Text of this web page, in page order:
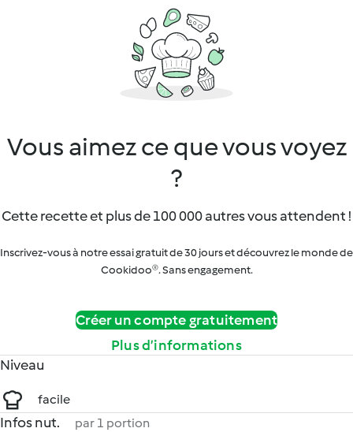
Vous aimez ce que vous voyez
?
Cette recette et plus de 100 000 autres vous attendent !
Inscrivez-vous à notre essai gratuit de 30 jours et découvrez le monde de
Cookidoo®. Sans engagement.
Créer un compte gratuitement
Plus d’informations
Niveau
facile
Infos nut. par 1 portion